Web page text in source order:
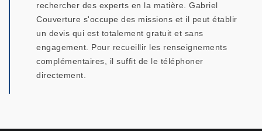
rechercher des experts en la matière. Gabriel
Couverture s'occupe des missions et il peut établir
un devis qui est totalement gratuit et sans
engagement. Pour recueillir les renseignements
complémentaires, il suffit de le téléphoner
directement.